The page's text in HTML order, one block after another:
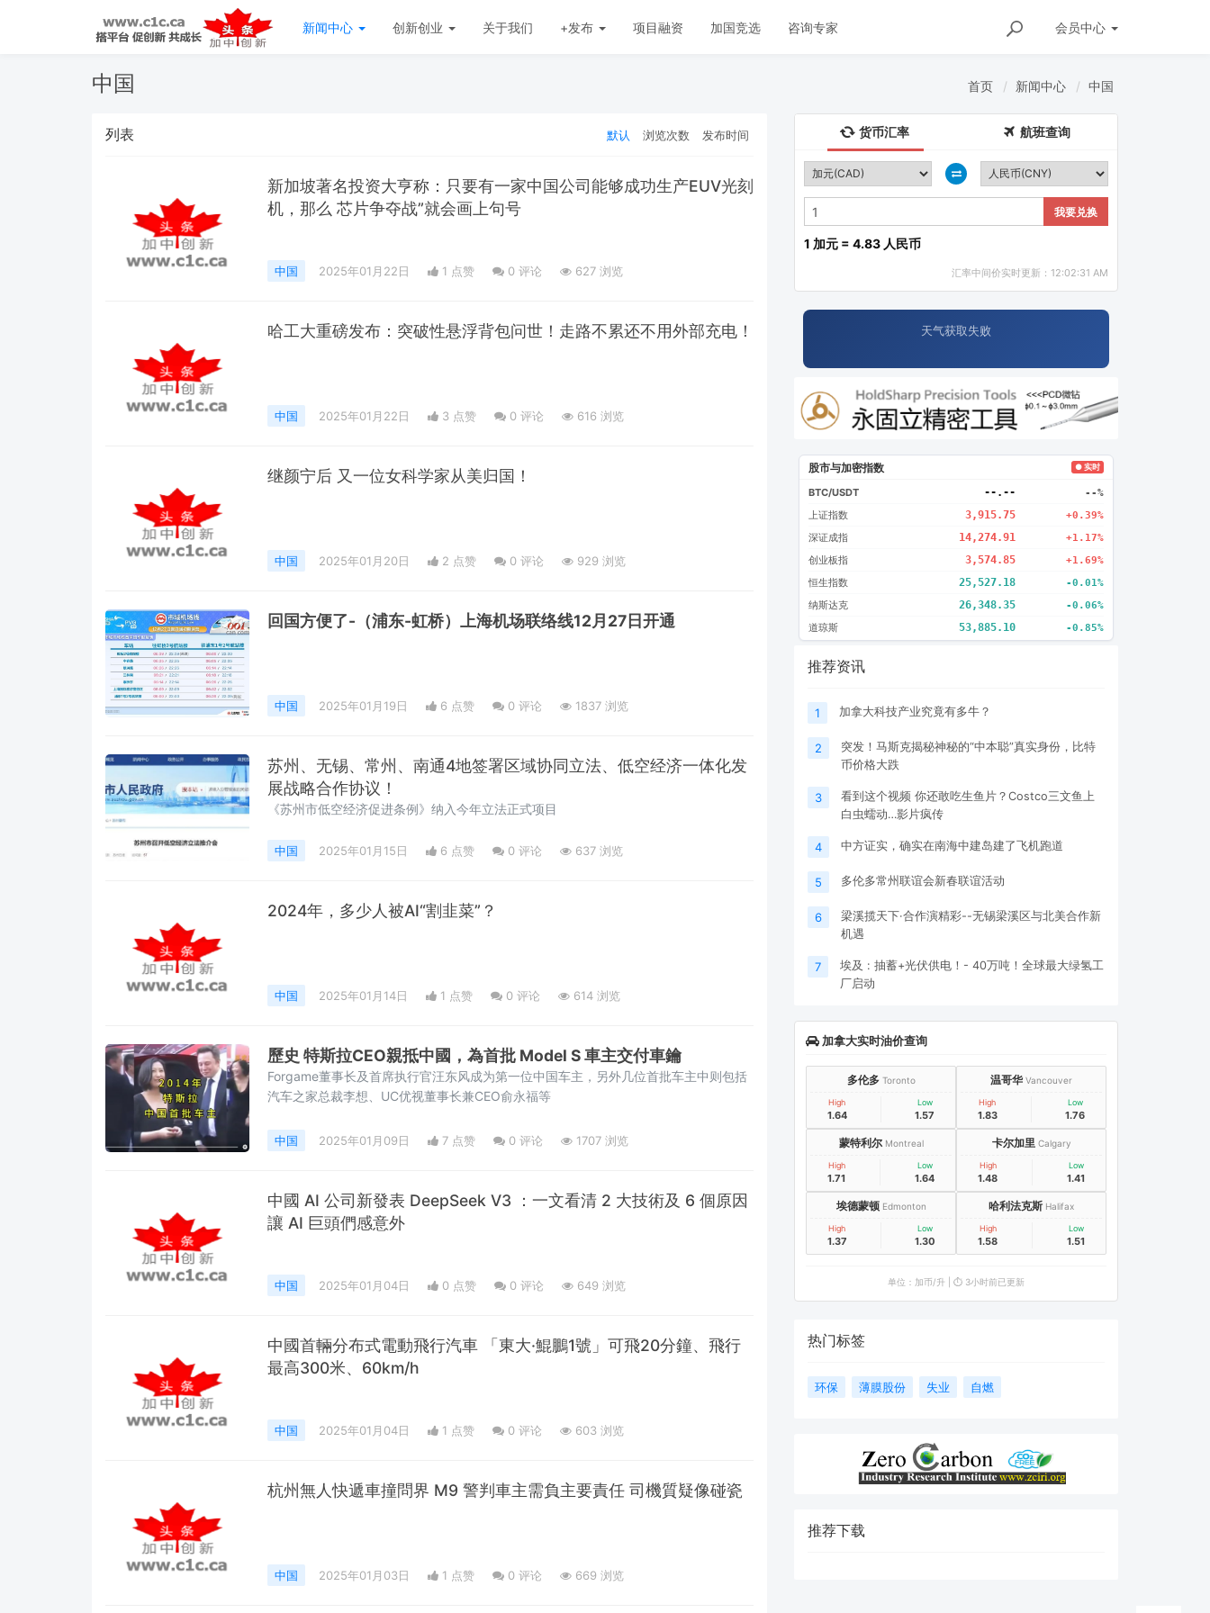
会员中心
新闻中心 创新创业 关于我们 +发布 项目融资 加国竞选 咨询专家
中国 首页 新闻中心 中国
列表 默认 浏览次数 发布时间
新加坡著名投资大亨称：只要有一家中国公司能够成功生产EUV光刻
机，那么 芯片争夺战”就会画上句号
中国 2025年01月22日 1 点赞 0 评论 627 浏览
哈工大重磅发布：突破性悬浮背包问世！走路不累还不用外部充电！
中国 2025年01月22日 3 点赞 0 评论 616 浏览
继颜宁后 又一位女科学家从美归国！
中国 2025年01月20日 2 点赞 0 评论 929 浏览
回国方便了-（浦东-虹桥）上海机场联络线12月27日开通
中国 2025年01月19日 6 点赞 0 评论 1837 浏览
苏州、无锡、常州、南通4地签署区域协同立法、低空经济一体化发
展战略合作协议！
《苏州市低空经济促进条例》纳入今年立法正式项目
中国 2025年01月15日 6 点赞 0 评论 637 浏览
2024年，多少人被AI“割韭菜”？
中国 2025年01月14日 1 点赞 0 评论 614 浏览
歷史 特斯拉CEO親抵中國，為首批 Model S 車主交付車鑰
Forgame董事长及首席执行官汪东风成为第一位中国车主，另外几位首批车主中则包括
汽车之家总裁李想、UC优视董事长兼CEO俞永福等
中国 2025年01月09日 7 点赞 0 评论 1707 浏览
中國 AI 公司新發表 DeepSeek V3 ：一文看清 2 大技術及 6 個原因
讓 AI 巨頭們感意外
中国 2025年01月04日 0 点赞 0 评论 649 浏览
中國首輛分布式電動飛行汽車 「東大·鯤鵬1號」可飛20分鐘、飛行
最高300米、60km/h
中国 2025年01月04日 1 点赞 0 评论 603 浏览
杭州無人快遞車撞問界 M9 警判車主需負主要責任 司機質疑像碰瓷
中国 2025年01月03日 1 点赞 0 评论 669 浏览
货币汇率 航班查询
我要兑换
1 加元 = 4.83 人民币
汇率中间价实时更新：12:02:31 AM
天气获取失败
股市与加密指数 ● 实时
BTC/USDT --.-- --%
上证指数 3,915.75 +0.39%
深证成指 14,274.91 +1.17%
创业板指 3,574.85 +1.69%
恒生指数 25,527.18 -0.01%
纳斯达克 26,348.35 -0.06%
道琼斯 53,885.10 -0.85%
推荐资讯
1 加拿大科技产业究竟有多牛？
2
突发！马斯克揭秘神秘的“中本聪”真实身份，比特
币价格大跌
3
看到这个视频 你还敢吃生鱼片？Costco三文鱼上
白虫蠕动…影片疯传
4 中方证实，确实在南海中建岛建了飞机跑道
5 多伦多常州联谊会新春联谊活动
6
梁溪揽天下·合作演精彩--无锡梁溪区与北美合作新
机遇
7
埃及 : 抽蓄+光伏供电！- 40万吨！全球最大绿氢工
厂启动
加拿大实时油价查询
多伦多 Toronto
High
1.64
Low
1.57
温哥华 Vancouver
High
1.83
Low
1.76
蒙特利尔 Montreal
High
1.71
Low
1.64
卡尔加里 Calgary
High
1.48
Low
1.41
埃德蒙顿 Edmonton
High
1.37
Low
1.30
哈利法克斯 Halifax
High
1.58
Low
1.51
单位：加币/升 | ⏱️ 3小时前已更新
热门标签
环保 薄膜股份 失业 自燃
推荐下载